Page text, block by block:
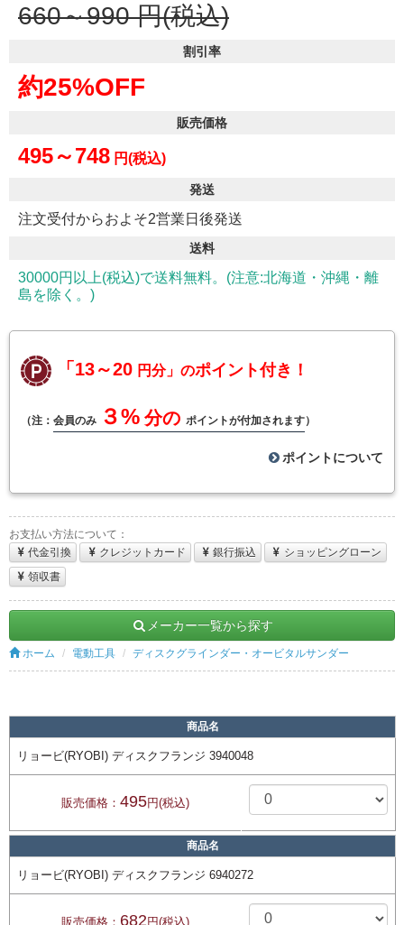
660～990 円(税込)
割引率
約25%OFF
販売価格
495～748 円(税込)
発送
注文受付からおよそ2営業日後発送
送料
30000円以上(税込)で送料無料。(注意:北海道・沖縄・離
島を除く。)
「13～20 円分」のポイント付き！
（注： 会員のみ ３% 分の ポイントが付加されます）
ポイントについて
お支払い方法について：
代金引換
クレジットカード 銀行振込
ショッピングローン
領収書
メーカー一覧から探す
ホーム 電動工具 ディスクグラインダー・オービタルサンダー
商品名
リョービ(RYOBI) ディスクフランジ 3940048
販売価格： 495円(税込)
商品名
リョービ(RYOBI) ディスクフランジ 6940272
販売価格： 682 円(税込)